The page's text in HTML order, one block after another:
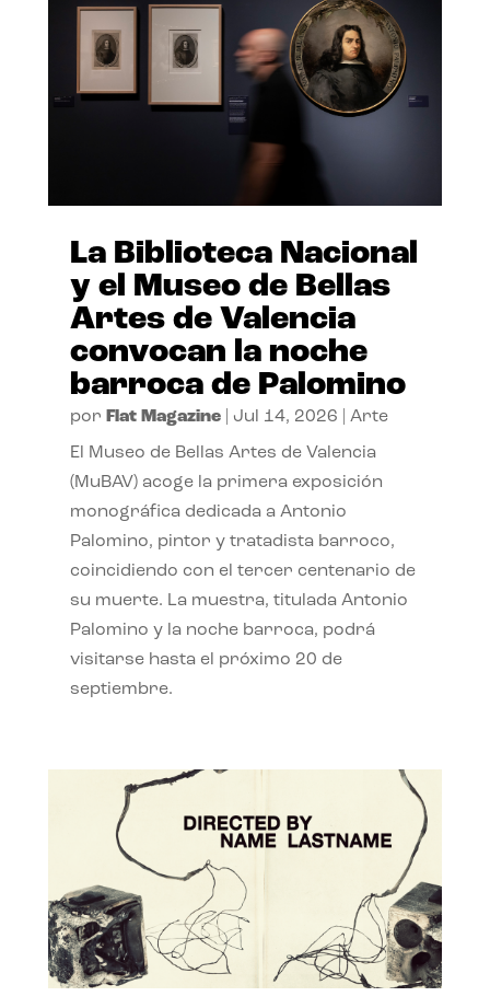
La Biblioteca Nacional
y el Museo de Bellas
Artes de Valencia
convocan la noche
barroca de Palomino
por Flat Magazine| Jul 14, 2026 Arte
El Museo de Bellas Artes de Valencia
(MuBAV) acoge la primera exposición
monográfica dedicada a Antonio
Palomino, pintor y tratadista barroco,
coincidiendo con el tercer centenario de
su muerte. La muestra, titulada Antonio
Palomino y la noche barroca, podrá
visitarse hasta el próximo 20 de
septiembre.